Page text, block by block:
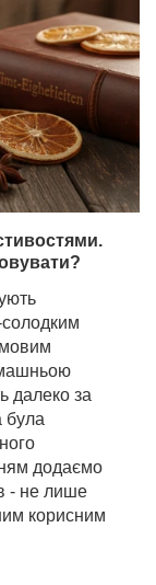
далеко за
була
додаємо
- не лише
корисним